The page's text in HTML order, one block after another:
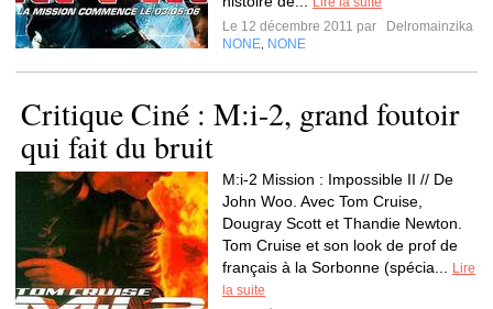
Le 12 décembre 2011 par
Delromainzika
NONE NONE
Critique Ciné : M:i-2, grand foutoir
qui fait du bruit
M:i-2 Mission : Impossible II // De
John Woo. Avec Tom Cruise,
Dougray Scott et Thandie Newton.
Tom Cruise et son look de prof de
français à la Sorbonne (spécia...
Lire
la suite